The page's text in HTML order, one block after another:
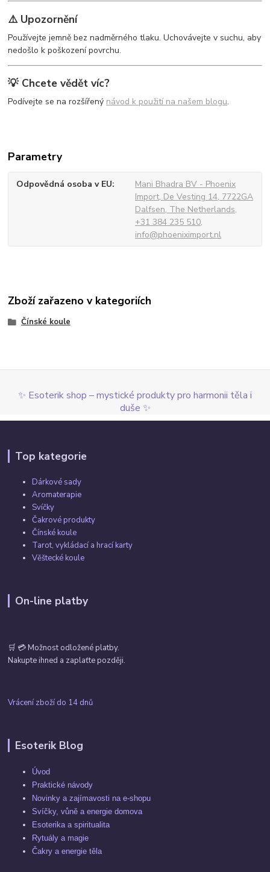
⚠️ Upozornění
Používejte jemně bez nadměrného tlaku. Uchovávejte v suchu, aby
nedošlo k poškození povrchu.
💡 Chcete vědět víc?
Podívejte se na rozšířený návod k použití na našem blogu.
Parametry
Odpovědná osoba v EU
Mani Bhadra BV - Phoenix
Import, De Vesting 14, 7722GA
Dalfsen, The Netherlands,
+31 384 235 510,
info@phoeniximport.nl
Zboží zařazeno v kategoriích
Čínské koule
✨ Esoterik shop – mystické produkty pro harmonii těla i
duše ✨
Top kategorie
Dárkové sady
Aromaterapie
Svíčky
Čakrové produkty
Čínské koule
Tarot, vykládací a hrací karty
Věštecké koule
On-line platby
🛒 💳 Možnost odložené platby.
Nakupte ihned a zaplaťte později.
Vrácení zboží do 14 dnů
Esoterik Blog
Úvod
Praktické návody
Novinky a zajímavosti na e-shopu
Svíčky, vůně a energie domova
Esoterika a spiritualita
Rytuály a magie
Čakry a energie těla